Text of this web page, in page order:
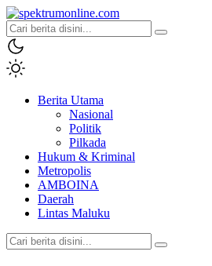
spektrumonline.com
Berita Utama
Nasional
Politik
Pilkada
Hukum & Kriminal
Metropolis
AMBOINA
Daerah
Lintas Maluku